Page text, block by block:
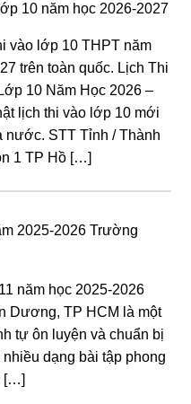
10 năm học 2026-2027
vào lớp 10 THPT năm
trên toàn quốc. Lịch Thi
10 Năm Học 2026 –
lịch thi vào lớp 10 mới
nước. STT Tỉnh / Thành
1 TP Hồ […]
2025-2026 Trường
năm học 2025-2026
Dương, TP HCM là một
tự ôn luyện và chuẩn bị
dạng bài tập phong
[…]